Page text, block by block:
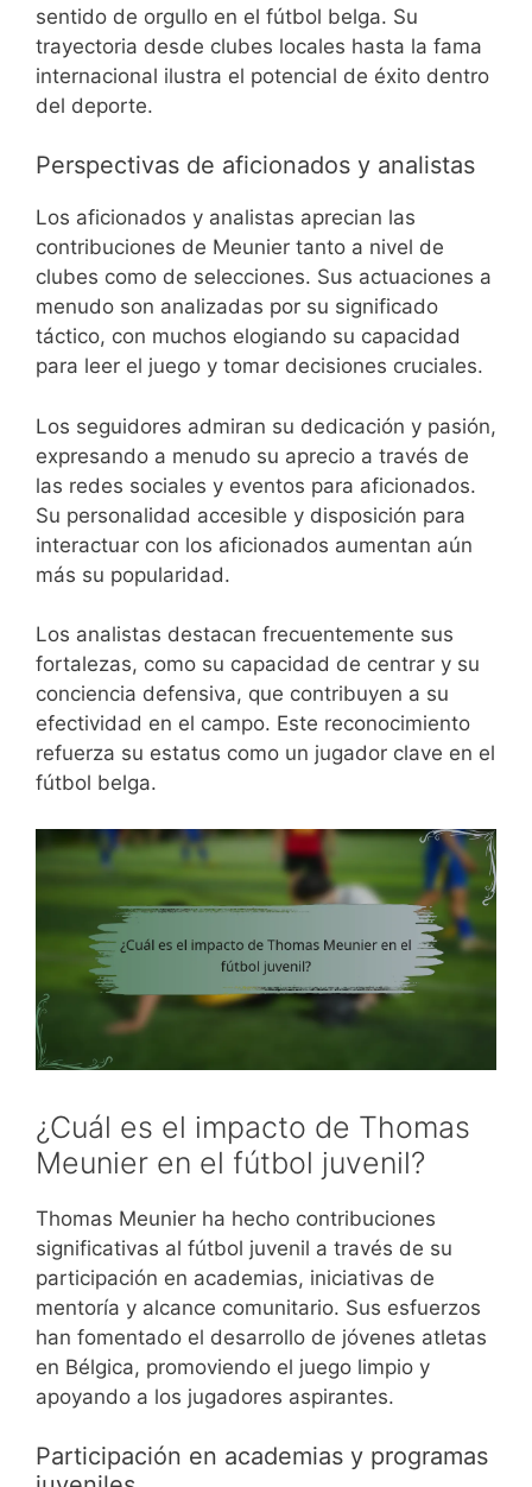
sentido de orgullo en el fútbol belga. Su
trayectoria desde clubes locales hasta la fama
internacional ilustra el potencial de éxito dentro
del deporte.
Perspectivas de aficionados y analistas
Los aficionados y analistas aprecian las
contribuciones de Meunier tanto a nivel de
clubes como de selecciones. Sus actuaciones a
menudo son analizadas por su significado
táctico, con muchos elogiando su capacidad
para leer el juego y tomar decisiones cruciales.
Los seguidores admiran su dedicación y pasión,
expresando a menudo su aprecio a través de
las redes sociales y eventos para aficionados.
Su personalidad accesible y disposición para
interactuar con los aficionados aumentan aún
más su popularidad.
Los analistas destacan frecuentemente sus
fortalezas, como su capacidad de centrar y su
conciencia defensiva, que contribuyen a su
efectividad en el campo. Este reconocimiento
refuerza su estatus como un jugador clave en el
fútbol belga.
¿Cuál es el impacto de Thomas
Meunier en el fútbol juvenil?
Thomas Meunier ha hecho contribuciones
significativas al fútbol juvenil a través de su
participación en academias, iniciativas de
mentoría y alcance comunitario. Sus esfuerzos
han fomentado el desarrollo de jóvenes atletas
en Bélgica, promoviendo el juego limpio y
apoyando a los jugadores aspirantes.
Participación en academias y programas